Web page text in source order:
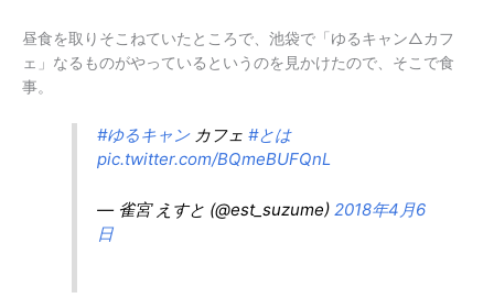
昼食を取りそこねていたところで、池袋で「ゆるキャン△カフ
ェ」なるものがやっているというのを見かけたので、そこで食
事。
#ゆるキャンカフェ#とは
pic.twitter.com/BQmeBUFQnL
— 雀宮 えすと (@est_suzume)2018年4月6
日